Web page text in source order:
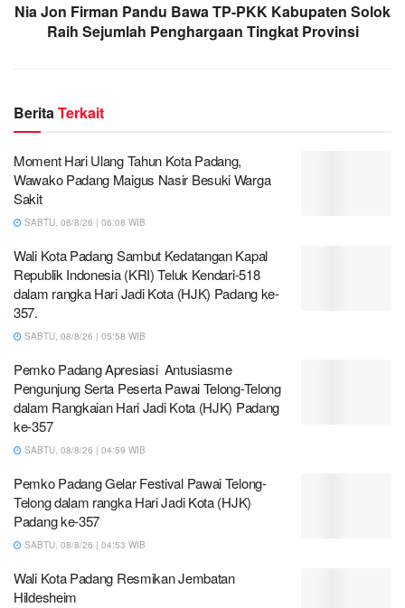
Nia Jon Firman Pandu Bawa TP-PKK Kabupaten Solok
Raih Sejumlah Penghargaan Tingkat Provinsi
BeritaTerkait
Moment Hari Ulang Tahun Kota Padang,
Wawako Padang Maigus Nasir Besuki Warga
Sakit
SABTU, 08/8/26 | 06:08 WIB
Wali Kota Padang Sambut Kedatangan Kapal
Republik Indonesia (KRI) Teluk Kendari-518
dalam rangka Hari Jadi Kota (HJK) Padang ke-
357.
SABTU, 08/8/26 | 05:58 WIB
Pemko Padang Apresiasi Antusiasme
Pengunjung Serta Peserta Pawai Telong-Telong
dalam Rangkaian Hari Jadi Kota (HJK) Padang
ke-357
SABTU, 08/8/26 | 04:59 WIB
Pemko Padang Gelar Festival Pawai Telong-
Telong dalam rangka Hari Jadi Kota (HJK)
Padang ke-357
SABTU, 08/8/26 | 04:53 WIB
Wali Kota Padang Resmikan Jembatan
Hildesheim